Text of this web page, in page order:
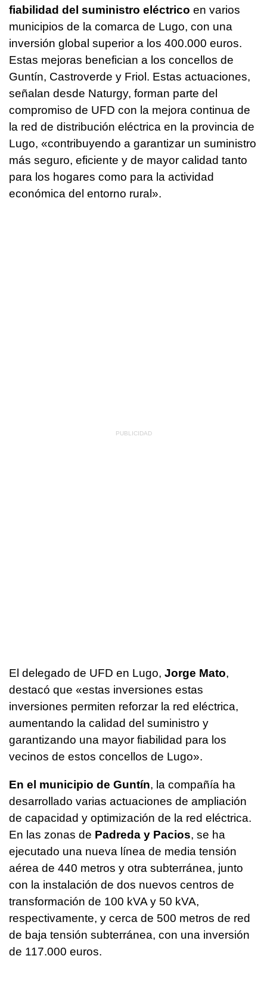
fiabilidad del suministro eléctrico en varios
municipios de la comarca de Lugo, con una
inversión global superior a los 400.000 euros.
Estas mejoras benefician a los concellos de
Guntín, Castroverde y Friol. Estas actuaciones,
señalan desde Naturgy, forman parte del
compromiso de UFD con la mejora continua de
la red de distribución eléctrica en la provincia de
Lugo, «contribuyendo a garantizar un suministro
más seguro, eficiente y de mayor calidad tanto
para los hogares como para la actividad
económica del entorno rural».
El delegado de UFD en Lugo, Jorge Mato,
destacó que «estas inversiones estas
inversiones permiten reforzar la red eléctrica,
aumentando la calidad del suministro y
garantizando una mayor fiabilidad para los
vecinos de estos concellos de Lugo».
En el municipio de Guntín, la compañía ha
desarrollado varias actuaciones de ampliación
de capacidad y optimización de la red eléctrica.
En las zonas de Padreda y Pacios, se ha
ejecutado una nueva línea de media tensión
aérea de 440 metros y otra subterránea, junto
con la instalación de dos nuevos centros de
transformación de 100 kVA y 50 kVA,
respectivamente, y cerca de 500 metros de red
de baja tensión subterránea, con una inversión
de 117.000 euros.